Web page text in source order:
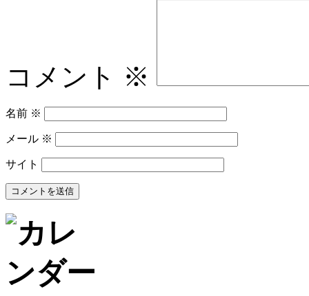
コメント ※
名前 ※
メール ※
サイト